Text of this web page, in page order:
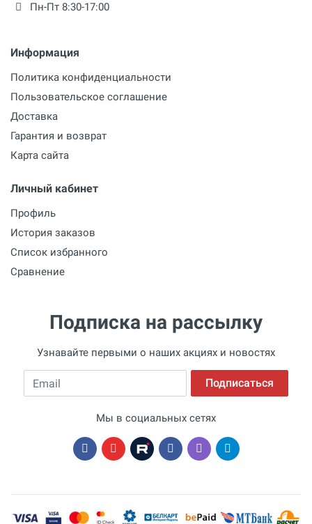
Пн-Пт 8:30-17:00
Информация
Политика конфиденциальности
Пользовательское соглашение
Доставка
Гарантия и возврат
Карта сайта
Личный кабинет
Профиль
История заказов
Список избранного
Сравнение
Подписка на рассылку
Узнавайте первыми о наших акциях и новостях
Email Подписаться
Мы в социальных сетях